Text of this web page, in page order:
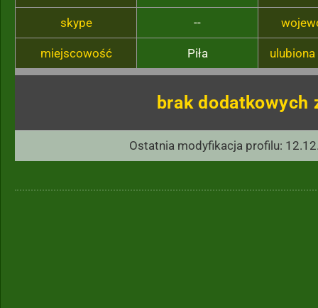
skype --
miejscowość Piła
brak dodatkowych
Ostatnia modyfikacja profilu: